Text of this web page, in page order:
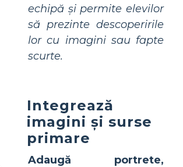
echipă și permite elevilor
să prezinte descoperirile
lor cu imagini sau fapte
scurte.
Integrează
imagini și surse
primare
Adaugă portrete,